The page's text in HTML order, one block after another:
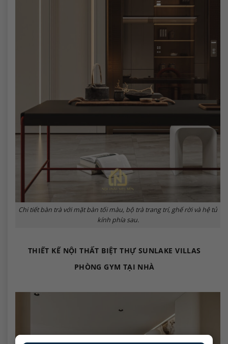
Chi tiết bàn trà với mặt bàn tối màu, bộ trà trang trí, ghế rời và hệ tủ
kính phía sau.
THIẾT KẾ NỘI THẤT BIỆT THỰ SUNLAKE VILLAS
PHÒNG GYM TẠI NHÀ